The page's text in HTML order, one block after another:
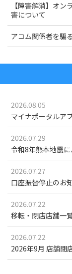
【障害解消】オ
害について
アコム関係者を騙
2026.08.05
マイナポータルア
2026.07.29
令和8年熊本地震
2026.07.27
口座振替停止のお
2026.07.22
移転・閉店店舗一
2026.07.22
2026年9月 店舗閉